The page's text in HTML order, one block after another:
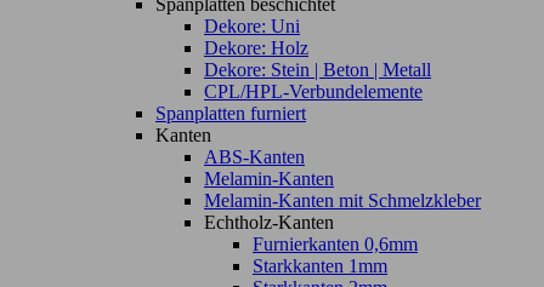
Spanplatten beschichtet
Dekore: Uni
Dekore: Holz
Dekore: Stein | Beton | Metall
CPL/HPL-Verbundelemente
Spanplatten furniert
Kanten
ABS-Kanten
Melamin-Kanten
Melamin-Kanten mit Schmelzkleber
Echtholz-Kanten
Furnierkanten 0,6mm
Starkkanten 1mm